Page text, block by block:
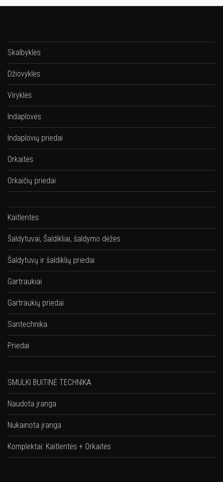
Skalbyklės
Džiovyklės
Viryklės
Indaplovės
Indaplovių priedai
Orkaitės
Orkaičių priedai
Kaitlentės
Šaldytuvai, Šaldikliai, šaldymo dėžės
Šaldytuvų ir šaldiklių priedai
Gartraukiai
Gartraukių priedai
Santechnika
Priedai
SMULKI BUITINĖ TECHNIKA
Naudota įranga
Nukainota įranga
Komplektai: Kaitlentės + Orkaitės